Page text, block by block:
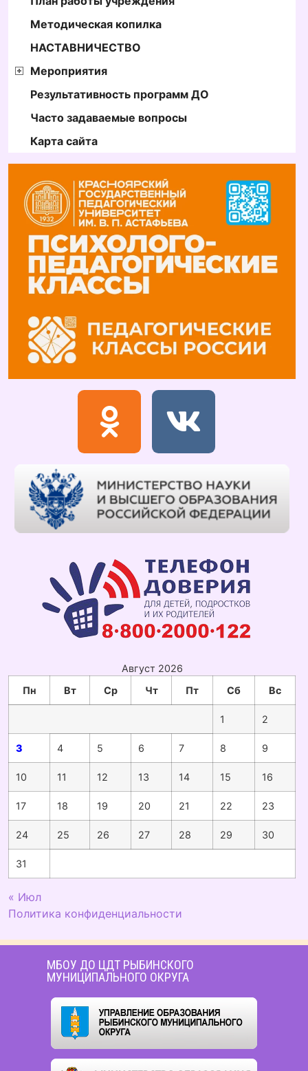
Методическая копилка
НАСТАВНИЧЕСТВО
Мероприятия
Результативность программ ДО
Часто задаваемые вопросы
Карта сайта
Август 2026
Пн
Вт Ср Чт Пт Сб Вс
1 2
3 4 5 6 7 8 9
10 11 12 13 14 15 16
17 18 19 20 21 22 23
24 25 26 27 28 29 30
31
« Июл
Политика конфиденциальности
МБОУ ДО ЦДТ РЫБИНСКОГО
МУНИЦИПАЛЬНОГО ОКРУГА